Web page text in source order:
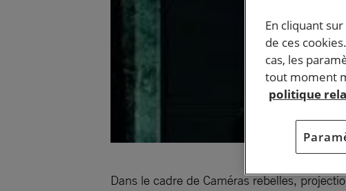
Dans le cadre de Caméras rebelles,
En cliquant
de ces
cas, les
tout moment
politique